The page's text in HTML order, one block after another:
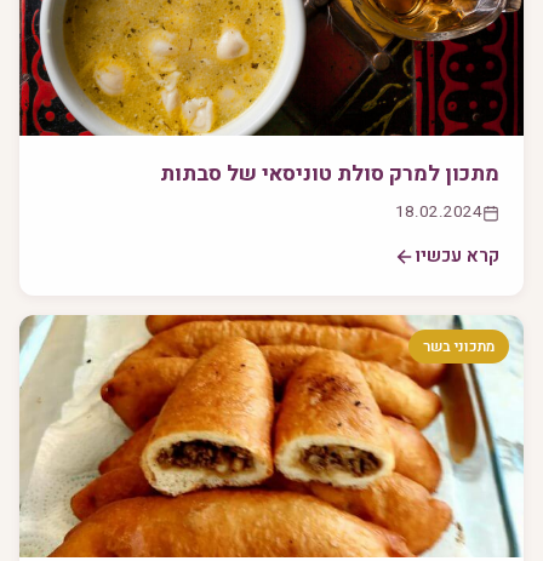
מתכון למרק סולת טוניסאי של סבתות
18.02.2024
קרא עכשיו
מתכוני בשר